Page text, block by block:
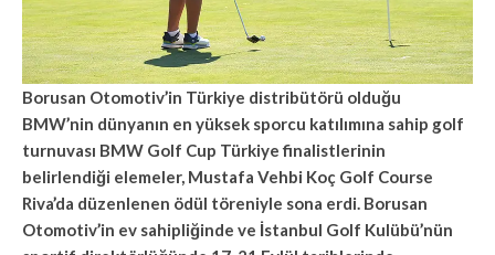
Borusan Otomotiv’in Türkiye distribütörü olduğu
BMW’nin dünyanın en yüksek sporcu katılımına sahip golf
turnuvası BMW Golf Cup Türkiye finalistlerinin
belirlendiği elemeler, Mustafa Vehbi Koç Golf Course
Riva’da düzenlenen ödül töreniyle sona erdi. Borusan
Otomotiv’in ev sahipliğinde ve İstanbul Golf Kulübü’nün